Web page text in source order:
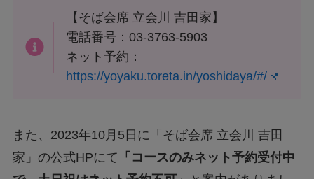
【そば会席 立会川 吉田家】
電話番号：03-3763-5903
ネット予約：
https://yoyaku.toreta.in/yoshidaya/#/
また、2023年10月5日に「そば会席 立会川 吉田
家」の公式HPにて 「コースのみネット予約受付中